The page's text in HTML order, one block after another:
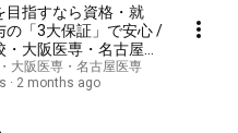
目指すなら資格・就
の「3大保証」で安心 /
・大阪医専・名古屋医
大阪医専・名古屋医専
2 months ago